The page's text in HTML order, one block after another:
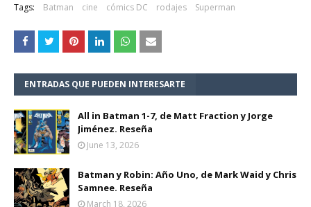
Tags: Batman cine cómics DC rodajes Superman
ENTRADAS QUE PUEDEN INTERESARTE
All in Batman 1-7, de Matt Fraction y Jorge
Jiménez. Reseña
June 13, 2026
Batman y Robin: Año Uno, de Mark Waid y Chris
Samnee. Reseña
March 18, 2026